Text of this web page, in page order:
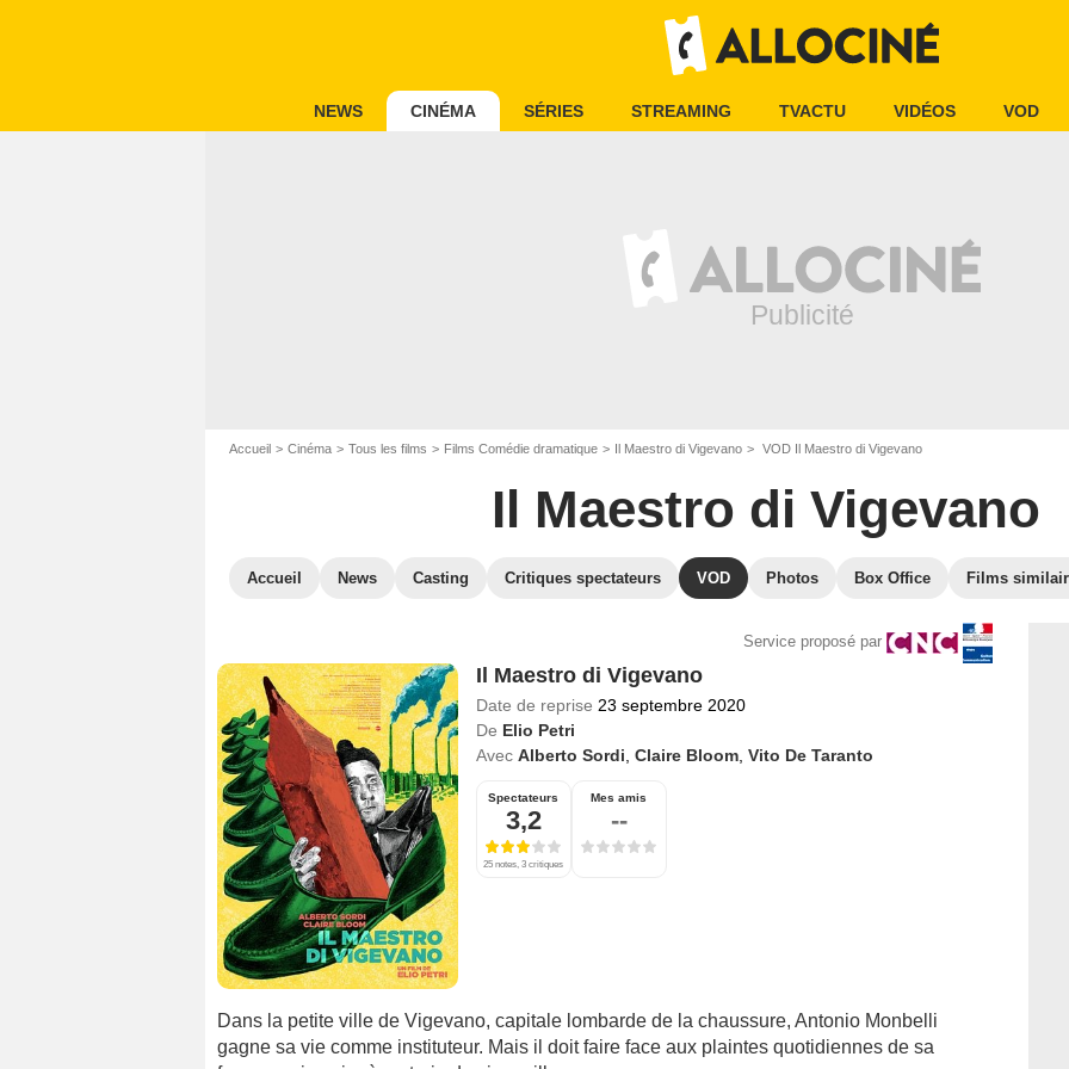
NEWS CINÉMA SÉRIES STREAMING TVACTU VIDÉOS VOD
Accueil Cinéma Tous les films Films Comédie dramatique Il Maestro di Vigevano VOD Il Maestro di Vigevano
Il Maestro di Vigevano
Accueil News Casting Critiques spectateurs VOD Photos Box Office Films
Service proposé par
Il Maestro di Vigevano
Date de reprise 23 septembre 2020
De Elio Petri
Avec Alberto Sordi Claire Bloom, Vito De Taranto
Spectateurs
3,2
25 notes, 3 critiques
Mes amis
--
Dans la petite ville de Vigevano, capitale lombarde de la chaussure, Antonio Monbelli
gagne sa vie comme instituteur. Mais il doit faire face aux plaintes quotidiennes de sa